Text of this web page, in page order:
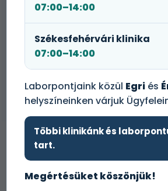
Időpontot
+36 1 465 3131
Tovább a laborvizsgálati
07:00–14:00
Székesfehérvári klinika
07:00–14:00
Laborpontjaink közül Egri és
helyszíneinken várjuk
Többi klinikánk és
tart.
Megértésüket köszönjük!